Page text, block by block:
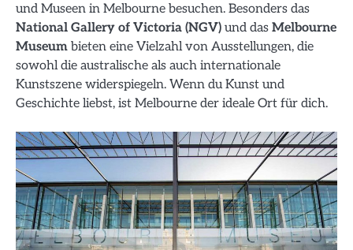
und Museen in Melbourne besuchen. Besonders das
National Gallery of Victoria (NGV) und das Melbourne
Museum bieten eine Vielzahl von Ausstellungen, die
sowohl die australische als auch internationale
Kunstszene widerspiegeln. Wenn du Kunst und
Geschichte liebst, ist Melbourne der ideale Ort für dich.